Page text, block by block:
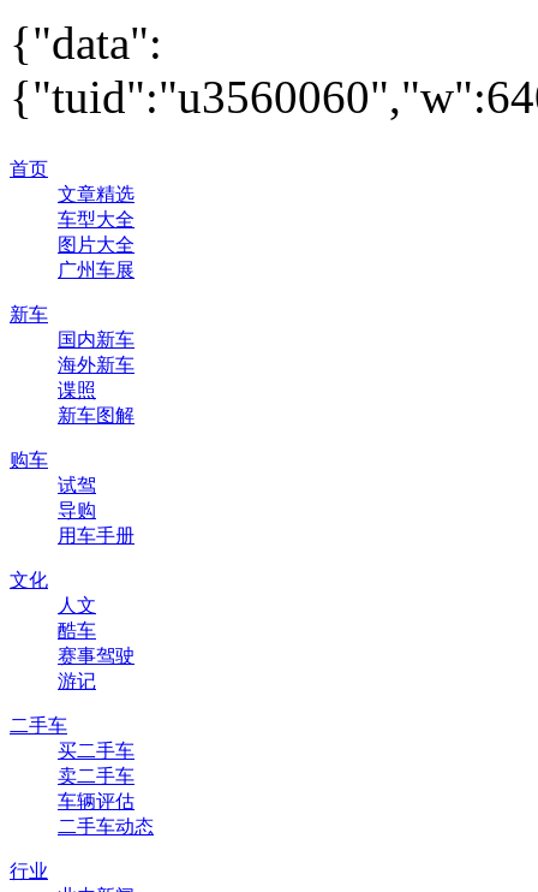
{"data":
首页
文章精选
车型大全
图片大全
广州车展
新车
国内新车
海外新车
谍照
新车图解
购车
试驾
导购
用车手册
文化
人文
酷车
赛事驾驶
游记
二手车
买二手车
卖二手车
车辆评估
二手车动态
行业